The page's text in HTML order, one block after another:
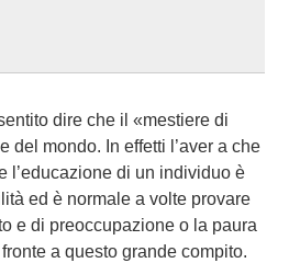
dire che il «mestiere di
del mondo. In effetti l’aver a che
l’educazione di un individuo è
ed è normale a volte provare
e di preoccupazione o la paura
a questo grande compito.